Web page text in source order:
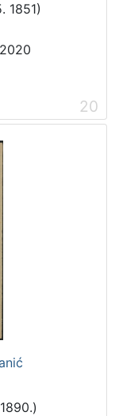
1851)
20